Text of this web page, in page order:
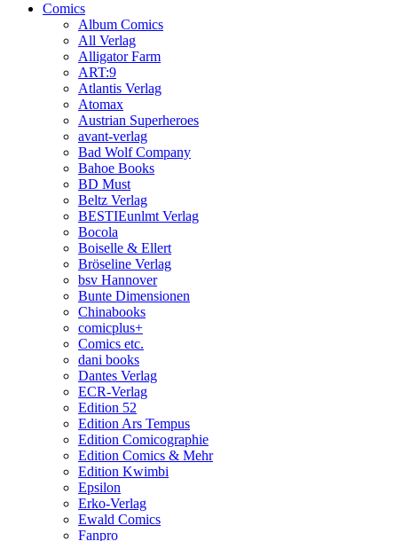
Comics
Album Comics
All Verlag
Alligator Farm
ART:9
Atlantis Verlag
Atomax
Austrian Superheroes
avant-verlag
Bad Wolf Company
Bahoe Books
BD Must
Beltz Verlag
BESTIEunlmt Verlag
Bocola
Boiselle & Ellert
Bröseline Verlag
bsv Hannover
Bunte Dimensionen
Chinabooks
comicplus+
Comics etc.
dani books
Dantes Verlag
ECR-Verlag
Edition 52
Edition Ars Tempus
Edition Comicographie
Edition Comics & Mehr
Edition Kwimbi
Epsilon
Erko-Verlag
Ewald Comics
Fanpro